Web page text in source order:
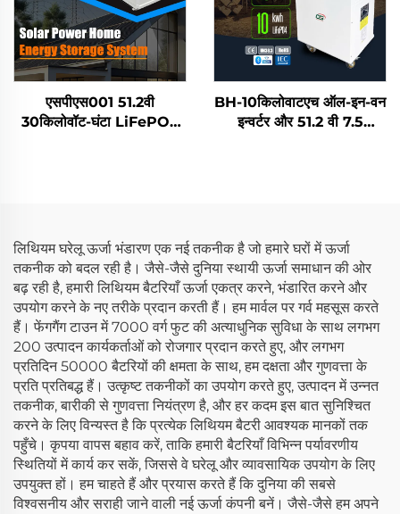
एसपीएस001 51.2वी
30किलोवॉट-घंटा LiFePO4
BH-10किलोवाटएच ऑल-इन-वन
इन्वर्टर और 51.2 वी 7.5
लिथियम घरेलू ऊर्जा भंडारण एक नई तकनीक है जो हमारे घरों में ऊर्जा
तकनीक को बदल रही है। जैसे-जैसे दुनिया स्थायी ऊर्जा समाधान की ओर
बढ़ रही है, हमारी लिथियम बैटरियाँ ऊर्जा एकत्र करने, भंडारित करने और
उपयोग करने के नए तरीके प्रदान करती हैं। हम मार्वल पर गर्व महसूस करते
हैं। फेंगगैंग टाउन में 7000 वर्ग फुट की अत्याधुनिक सुविधा के साथ लगभग
200 उत्पादन कार्यकर्ताओं को रोजगार प्रदान करते हुए, और लगभग
प्रतिदिन 50000 बैटरियों की क्षमता के साथ, हम दक्षता और गुणवत्ता के
प्रति प्रतिबद्ध हैं। उत्कृष्ट तकनीकों का उपयोग करते हुए, उत्पादन में उन्नत
तकनीक, बारीकी से गुणवत्ता नियंत्रण है, और हर कदम इस बात सुनिश्चित
करने के लिए विन्यस्त है कि प्रत्येक लिथियम बैटरी आवश्यक मानकों तक
पहुँचे। कृपया वापस बहाव करें, ताकि हमारी बैटरियाँ विभिन्न पर्यावरणीय
स्थितियों में कार्य कर सकें, जिससे वे घरेलू और व्यावसायिक उपयोग के लिए
उपयुक्त हों। हम चाहते हैं और प्रयास करते हैं कि दुनिया की सबसे
विश्वसनीय और सराही जाने वाली नई ऊर्जा कंपनी बनें। जैसे-जैसे हम अपने